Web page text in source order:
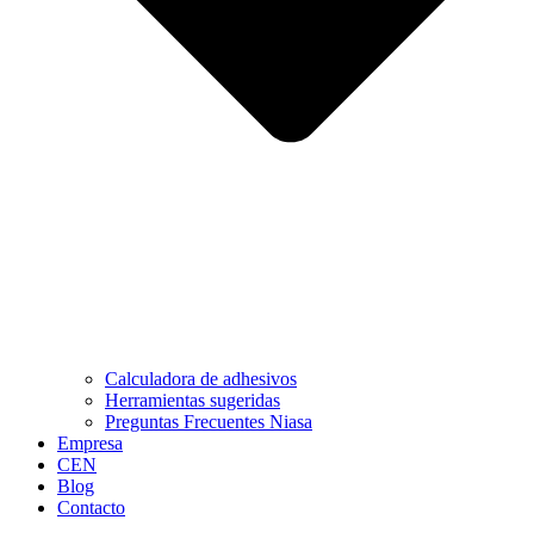
Calculadora de adhesivos
Herramientas sugeridas
Preguntas Frecuentes Niasa
Empresa
CEN
Blog
Contacto